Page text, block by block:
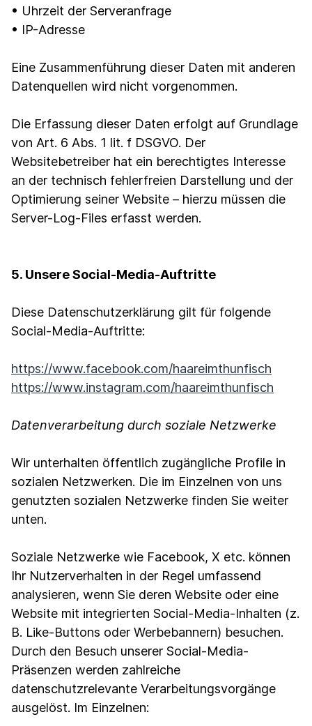
• Uhrzeit der Serveranfrage
• IP-Adresse
Eine Zusammenführung dieser Daten mit anderen
Datenquellen wird nicht vorgenommen.
Die Erfassung dieser Daten erfolgt auf Grundlage
von Art. 6 Abs. 1 lit. f DSGVO. Der
Websitebetreiber hat ein berechtigtes Interesse
an der technisch fehlerfreien Darstellung und der
Optimierung seiner Website – hierzu müssen die
Server-Log-Files erfasst werden.
5. Unsere Social-Media-Auftritte
Diese Datenschutzerklärung gilt für folgende
Social-Media-Auftritte:
https://www.facebook.com/haareimthunfisch
https://www.instagram.com/haareimthunfisch
Datenverarbeitung durch soziale Netzwerke
Wir unterhalten öffentlich zugängliche Profile in
sozialen Netzwerken. Die im Einzelnen von uns
genutzten sozialen Netzwerke finden Sie weiter
unten.
Soziale Netzwerke wie Facebook, X etc. können
Ihr Nutzerverhalten in der Regel umfassend
analysieren, wenn Sie deren Website oder eine
Website mit integrierten Social-Media-Inhalten (z.
B. Like-Buttons oder Werbebannern) besuchen.
Durch den Besuch unserer Social-Media-
Präsenzen werden zahlreiche
datenschutzrelevante Verarbeitungsvorgänge
ausgelöst. Im Einzelnen: